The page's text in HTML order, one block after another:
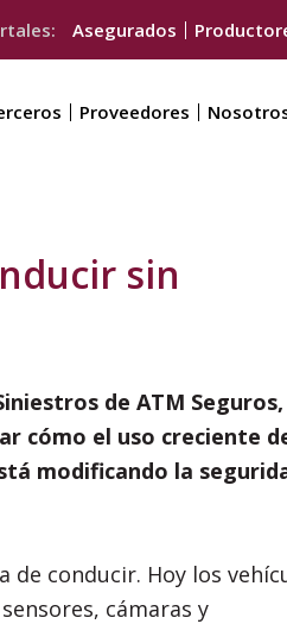
Asegurados
Proveedores
sin
de ATM Seguros,
cómo el uso creciente
modificando la
conducir. Hoy los
cámaras y